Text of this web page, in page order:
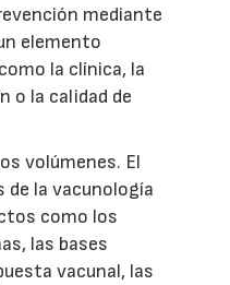
mediante
elemento
la clínica, la
o la calidad de
volúmenes. El
de la vacunología
como los
las bases
vacunal, las